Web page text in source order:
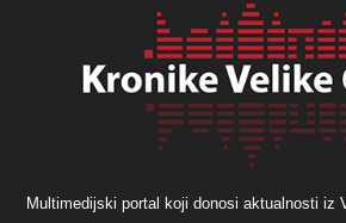
Multimedijski portal koji donosi aktualnosti iz